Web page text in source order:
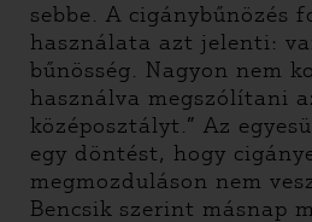
sebbe. A cigánybűnözés
használata azt jelenti:
bűnösség. Nagyon nem
használva megszólítani
középosztályt.” Az
egy döntést, hogy
megmozduláson nem
Bencsik szerint másnap